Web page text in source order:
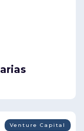
Venture Capital